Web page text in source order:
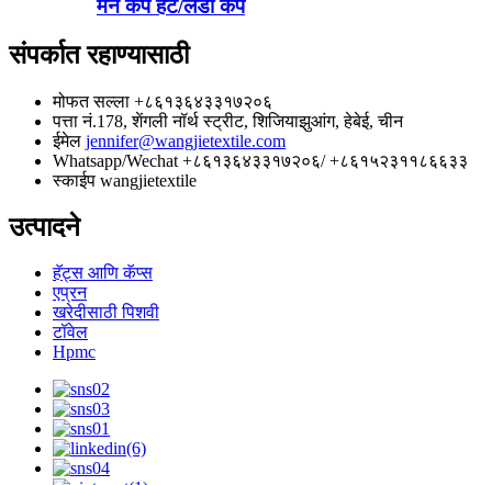
मॅन कॅप हॅट/लेडी कॅप
संपर्कात रहाण्यासाठी
मोफत सल्ला +८६१३६४३३१७२०६
पत्ता नं.178, शेंगली नॉर्थ स्ट्रीट, शिजियाझुआंग, हेबेई, चीन
ईमेल jennifer@wangjietextile.com
Whatsapp/Wechat +८६१३६४३३१७२०६/ +८६१५२३११८६६३३
स्काईप wangjietextile
उत्पादने
हॅट्स आणि कॅप्स
एप्रन
खरेदीसाठी पिशवी
टॉवेल
Hpmc